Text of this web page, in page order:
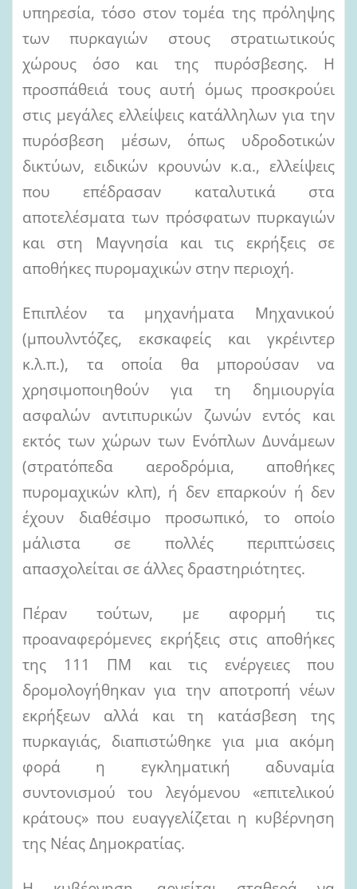
υπηρεσία, τόσο στον τομέα της πρόληψης
των πυρκαγιών στους στρατιωτικούς
χώρους όσο και της πυρόσβεσης. Η
προσπάθειά τους αυτή όμως προσκρούει
στις μεγάλες ελλείψεις κατάλληλων για την
πυρόσβεση μέσων, όπως υδροδοτικών
δικτύων, ειδικών κρουνών κ.α., ελλείψεις
που επέδρασαν καταλυτικά στα
αποτελέσματα των πρόσφατων πυρκαγιών
και στη Μαγνησία και τις εκρήξεις σε
αποθήκες πυρομαχικών στην περιοχή.
Επιπλέον τα μηχανήματα Μηχανικού
(μπουλντόζες, εκσκαφείς και γκρέιντερ
κ.λ.π.), τα οποία θα μπορούσαν να
χρησιμοποιηθούν για τη δημιουργία
ασφαλών αντιπυρικών ζωνών εντός και
εκτός των χώρων των Ενόπλων Δυνάμεων
(στρατόπεδα αεροδρόμια, αποθήκες
πυρομαχικών κλπ), ή δεν επαρκούν ή δεν
έχουν διαθέσιμο προσωπικό, το οποίο
μάλιστα σε πολλές περιπτώσεις
απασχολείται σε άλλες δραστηριότητες.
Πέραν τούτων, με αφορμή τις
προαναφερόμενες εκρήξεις στις αποθήκες
της 111 ΠΜ και τις ενέργειες που
δρομολογήθηκαν για την αποτροπή νέων
εκρήξεων αλλά και τη κατάσβεση της
πυρκαγιάς, διαπιστώθηκε για μια ακόμη
φορά η εγκληματική αδυναμία
συντονισμού του λεγόμενου «επιτελικού
κράτους» που ευαγγελίζεται η κυβέρνηση
της Νέας Δημοκρατίας.